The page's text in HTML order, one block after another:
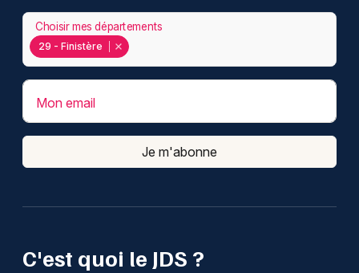
C'est quoi le JDS ?
29 - Finistère
Choisir mes départements
Mon email
Je m'abonne